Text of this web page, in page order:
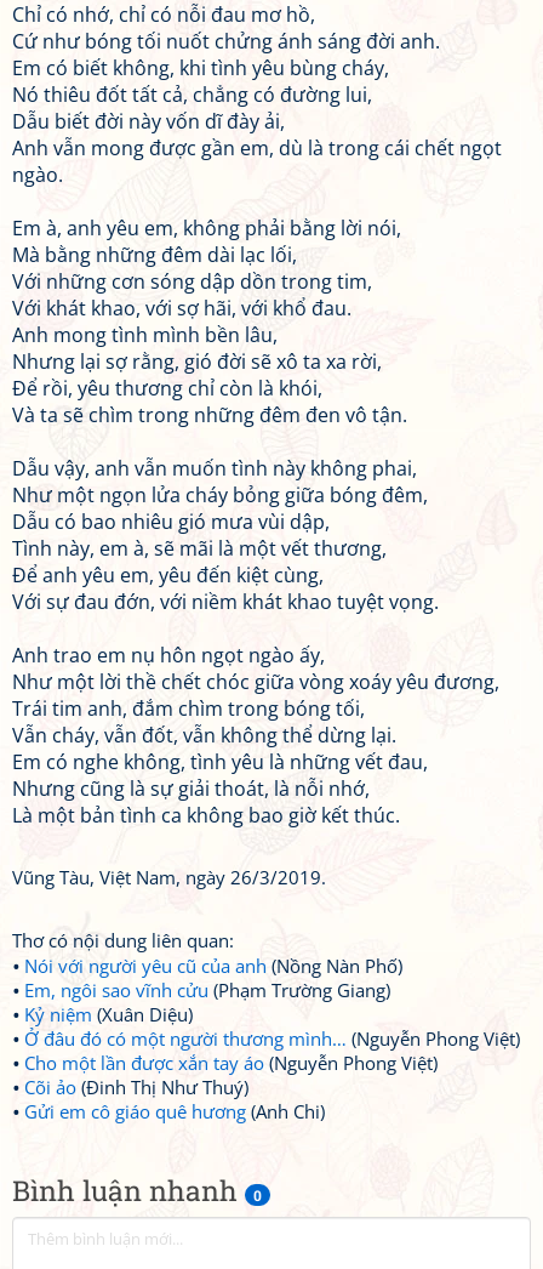
Bình luận nhanh 0
Chỉ có nhớ, chỉ có nỗi đau mơ hồ,
Cứ như bóng tối nuốt chửng ánh sáng đời anh.
Em có biết không, khi tình yêu bùng cháy,
Nó thiêu đốt tất cả, chẳng có đường lui,
Dẫu biết đời này vốn dĩ đày ải,
Anh vẫn mong được gần em, dù là trong cái chết ngọt
ngào.
Em à, anh yêu em, không phải bằng lời nói,
Mà bằng những đêm dài lạc lối,
Với những cơn sóng dập dồn trong tim,
Với khát khao, với sợ hãi, với khổ đau.
Anh mong tình mình bền lâu,
Nhưng lại sợ rằng, gió đời sẽ xô ta xa rời,
Để rồi, yêu thương chỉ còn là khói,
Và ta sẽ chìm trong những đêm đen vô tận.
Dẫu vậy, anh vẫn muốn tình này không phai,
Như một ngọn lửa cháy bỏng giữa bóng đêm,
Dẫu có bao nhiêu gió mưa vùi dập,
Tình này, em à, sẽ mãi là một vết thương,
Để anh yêu em, yêu đến kiệt cùng,
Với sự đau đớn, với niềm khát khao tuyệt vọng.
Anh trao em nụ hôn ngọt ngào ấy,
Như một lời thề chết chóc giữa vòng xoáy yêu đương,
Trái tim anh, đắm chìm trong bóng tối,
Vẫn cháy, vẫn đốt, vẫn không thể dừng lại.
Em có nghe không, tình yêu là những vết đau,
Nhưng cũng là sự giải thoát, là nỗi nhớ,
Là một bản tình ca không bao giờ kết thúc.
Vũng Tàu, Việt Nam, ngày 26/3/2019.
Thơ có nội dung liên quan:
Nói với người yêu cũ của anh (Nồng Nàn Phố)
Em, ngôi sao vĩnh cửu (Phạm Trường Giang)
Kỷ niệm (Xuân Diệu)
Ở đâu đó có một người thương mình… (Nguyễn Phong Việt)
Cho một lần được xắn tay áo (Nguyễn Phong Việt)
Cõi ảo (Đinh Thị Như Thuý)
Gửi em cô giáo quê hương (Anh Chi)